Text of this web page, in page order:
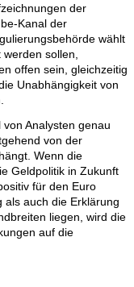
der
Kanal der
wählt
sollen,
offen sein, gleichzeitig
Unabhängigkeit von
Analysten genau
von der
Wenn die
Geldpolitik in Zukunft
für den Euro
als auch die Erklärung
liegen, wird die
auf die